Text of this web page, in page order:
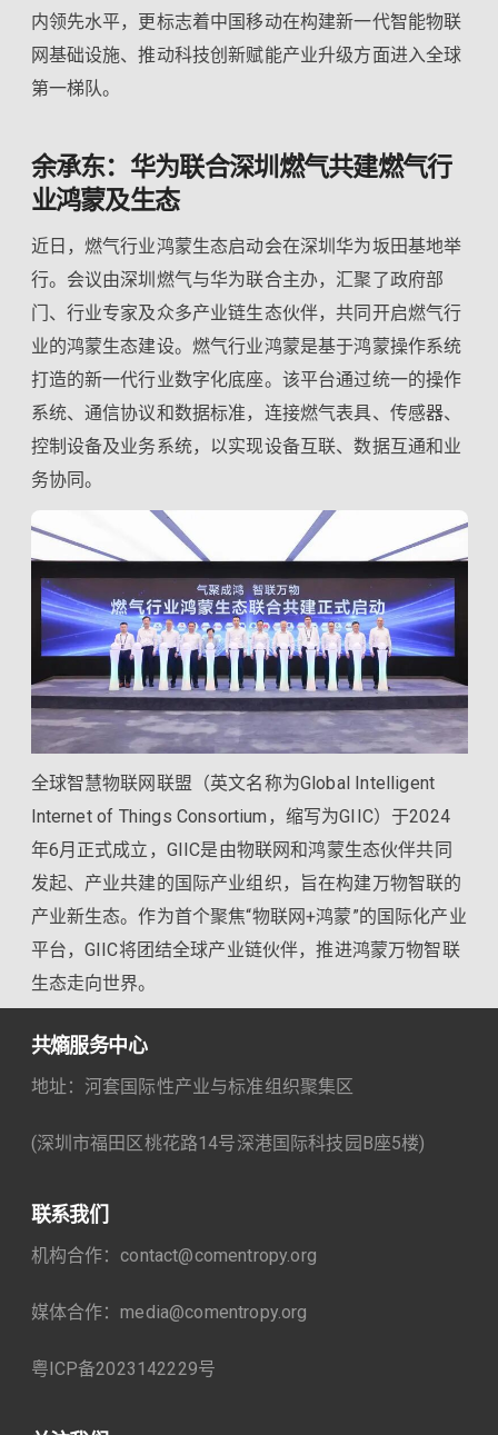
内领先水平，更标志着中国移动在构建新一代智能物联
网基础设施、推动科技创新赋能产业升级方面进入全球
第一梯队。
余承东：华为联合深圳燃气共建燃气行
业鸿蒙及生态
近日，燃气行业鸿蒙生态启动会在深圳华为坂田基地举
行。会议由深圳燃气与华为联合主办，汇聚了政府部
门、行业专家及众多产业链生态伙伴，共同开启燃气行
业的鸿蒙生态建设。燃气行业鸿蒙是基于鸿蒙操作系统
打造的新一代行业数字化底座。该平台通过统一的操作
系统、通信协议和数据标准，连接燃气表具、传感器、
控制设备及业务系统，以实现设备互联、数据互通和业
务协同。
全球智慧物联网联盟（英文名称为Global Intelligent
Internet of Things Consortium，缩写为GIIC）于2024
年6月正式成立，GIIC是由物联网和鸿蒙生态伙伴共同
发起、产业共建的国际产业组织，旨在构建万物智联的
产业新生态。作为首个聚焦“物联网+鸿蒙”的国际化产业
平台，GIIC将团结全球产业链伙伴，推进鸿蒙万物智联
生态走向世界。
共熵服务中心
地址：河套国际性产业与标准组织聚集区
(深圳市福田区桃花路14号深港国际科技园B座5楼)
联系我们
机构合作：contact@comentropy.org
媒体合作：media@comentropy.org
粤ICP备2023142229号